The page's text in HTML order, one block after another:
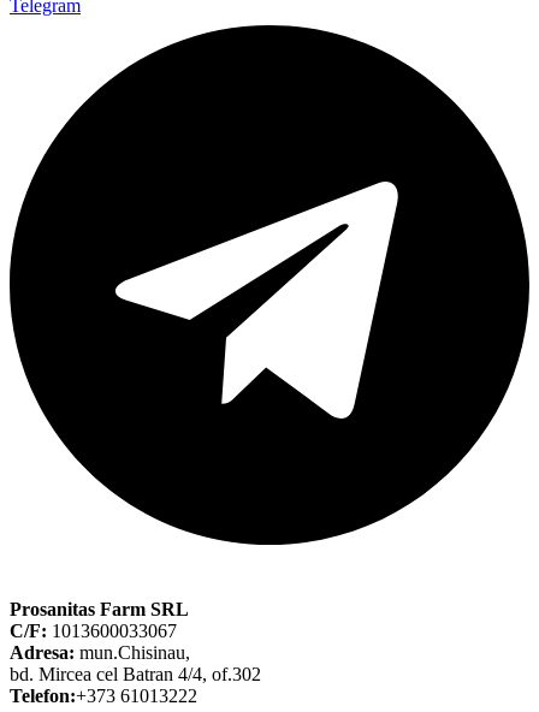
Telegram
Prosanitas Farm SRL
C/F: 1013600033067
Adresa: mun.Chisinau,
bd. Mircea cel Batran 4/4, of.302
Telefon:+373 61013222